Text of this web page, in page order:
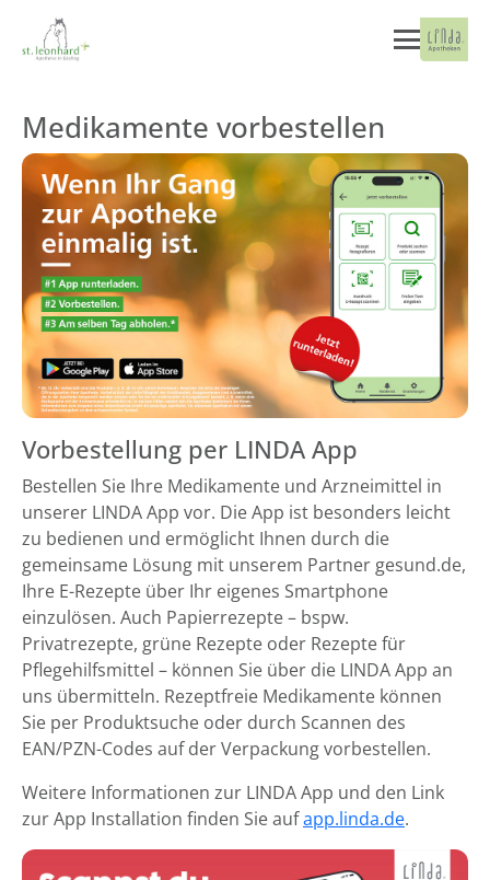
Medikamente vorbestellen
Vorbestellung per LINDA App
Bestellen Sie Ihre Medikamente und Arzneimittel in
unserer LINDA App vor. Die App ist besonders leicht
zu bedienen und ermöglicht Ihnen durch die
gemeinsame Lösung mit unserem Partner gesund.de,
Ihre E-Rezepte über Ihr eigenes Smartphone
einzulösen. Auch Papierrezepte – bspw.
Privatrezepte, grüne Rezepte oder Rezepte für
Pflegehilfsmittel – können Sie über die LINDA App an
uns übermitteln. Rezeptfreie Medikamente können
Sie per Produktsuche oder durch Scannen des
EAN/PZN-Codes auf der Verpackung vorbestellen.
Weitere Informationen zur LINDA App und den Link
zur App Installation finden Sie aufapp.linda.de.